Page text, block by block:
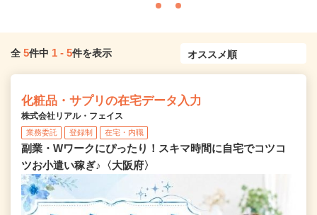
全 5件中 1 - 5件を表示
化粧品・サプリの在宅データ入力
株式会社リアル・フェイス
業務委託 登録制 在宅・内職
副業・Wワークにぴったり！スキマ時間に自宅でコツコ
ツお小遣い稼ぎ♪〈大阪府〉